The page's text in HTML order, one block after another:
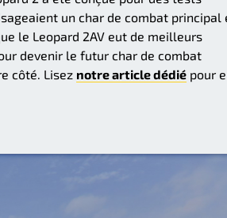
un char de combat principal
le Leopard 2AV eut de meilleurs
devenir le futur char de combat
côté. Lisez notre article dédié pour